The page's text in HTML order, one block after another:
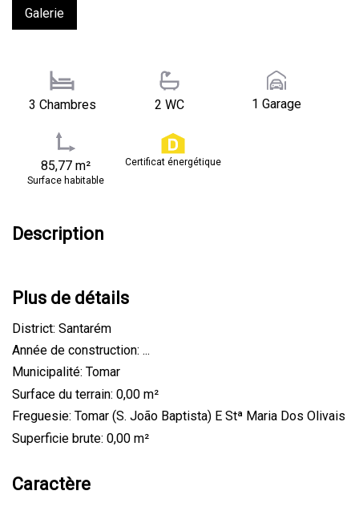
Galerie
3 Chambres 2 WC 1 Garage
85,77 m²
Surface habitable
Certificat énergétique
Description
Plus de détails
District: Santarém
Année de construction: ...
Municipalité: Tomar
Surface du terrain: 0,00 m²
Freguesie: Tomar (S. João Baptista) E Stª Maria Dos Olivais
Superficie brute: 0,00 m²
Caractère